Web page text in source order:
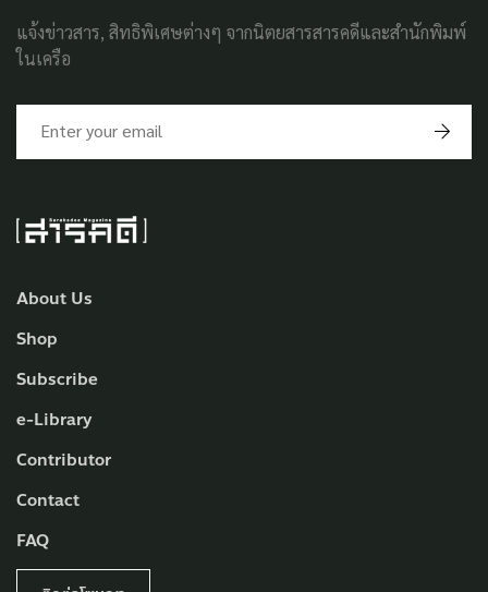
About Us
Shop
Subscribe
e-Library
Contributor
Contact
FAQ
แจ้งข่าวสาร, สิทธิพิเศษต่างๆ จากนิตยสารสารคดีและสำนักพิมพ์
ในเครือ